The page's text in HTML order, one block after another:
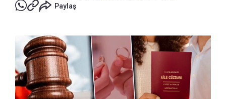
Paylaş